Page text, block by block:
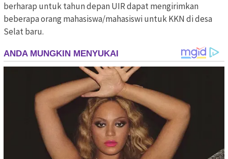
berharap untuk tahun depan UIR dapat mengirimkan
beberapa orang mahasiswa/mahasiswi untuk KKN di desa
Selat baru.